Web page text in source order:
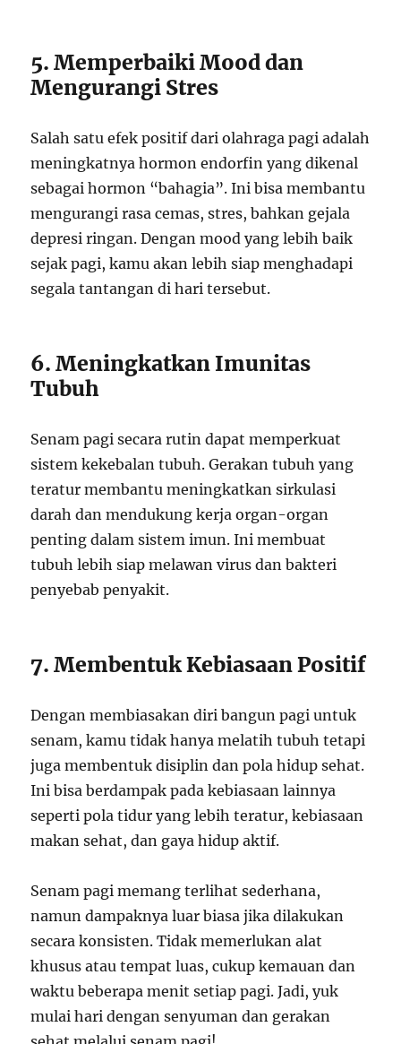
5. Memperbaiki Mood dan
Mengurangi Stres
Salah satu efek positif dari olahraga pagi adalah
meningkatnya hormon endorfin yang dikenal
sebagai hormon “bahagia”. Ini bisa membantu
mengurangi rasa cemas, stres, bahkan gejala
depresi ringan. Dengan mood yang lebih baik
sejak pagi, kamu akan lebih siap menghadapi
segala tantangan di hari tersebut.
6. Meningkatkan Imunitas
Tubuh
Senam pagi secara rutin dapat memperkuat
sistem kekebalan tubuh. Gerakan tubuh yang
teratur membantu meningkatkan sirkulasi
darah dan mendukung kerja organ-organ
penting dalam sistem imun. Ini membuat
tubuh lebih siap melawan virus dan bakteri
penyebab penyakit.
7. Membentuk Kebiasaan Positif
Dengan membiasakan diri bangun pagi untuk
senam, kamu tidak hanya melatih tubuh tetapi
juga membentuk disiplin dan pola hidup sehat.
Ini bisa berdampak pada kebiasaan lainnya
seperti pola tidur yang lebih teratur, kebiasaan
makan sehat, dan gaya hidup aktif.
Senam pagi memang terlihat sederhana,
namun dampaknya luar biasa jika dilakukan
secara konsisten. Tidak memerlukan alat
khusus atau tempat luas, cukup kemauan dan
waktu beberapa menit setiap pagi. Jadi, yuk
mulai hari dengan senyuman dan gerakan